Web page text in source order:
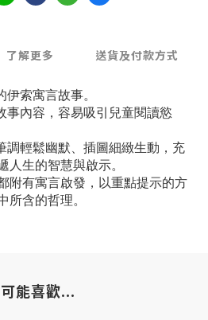
了解更多 送貨及付款方式
索寓言故事。
事內容，容易吸引兒童閱讀慾
調輕鬆幽默、插圖細緻生動，充
生的智慧與啟示。
附有寓言啟發，以重點提示的方
所含的哲理。
能喜歡...